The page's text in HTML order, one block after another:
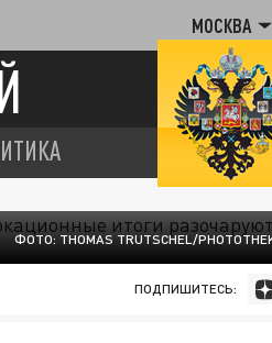
МОСКВА
ФОТО: THOMAS TRUTSCHEL/
ПОДПИШИТЕСЬ: